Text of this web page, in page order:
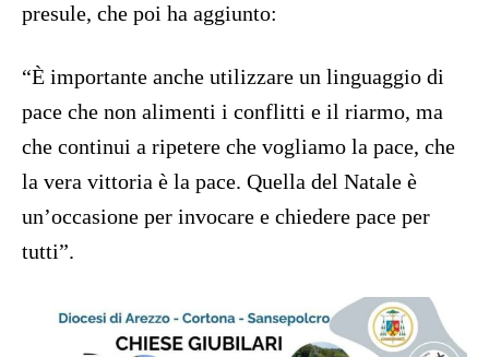
presule, che poi ha aggiunto:
“È importante anche utilizzare un linguaggio di
pace che non alimenti i conflitti e il riarmo, ma
che continui a ripetere che vogliamo la pace, che
la vera vittoria è la pace. Quella del Natale è
un’occasione per invocare e chiedere pace per
tutti”.